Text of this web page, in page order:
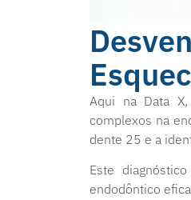
Aqui na Data
complexos na
dente 25 e a
Este
endodôntico